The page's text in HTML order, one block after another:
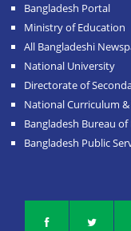
Bangladesh Portal
Ministry of Education
All Bangladeshi
National University
Directorate of
National Curriculum
Bangladesh Bureau
Bangladesh Public